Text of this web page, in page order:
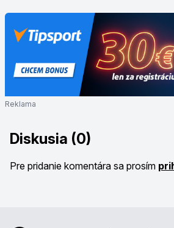
Reklama
Diskusia (0)
Pre pridanie komentára sa prosím